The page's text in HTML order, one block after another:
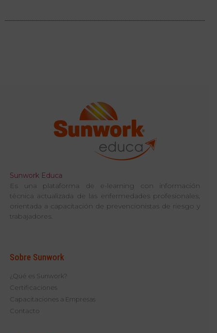
Sunwork Educa
Es una plataforma de e-learning con información
técnica actualizada de las enfermedades profesionales,
orientada a capacitación de prevencionistas de riesgo y
trabajadores.
Sobre Sunwork
¿Qué es Sunwork?
Certificaciones
Capacitaciones a Empresas
Contacto